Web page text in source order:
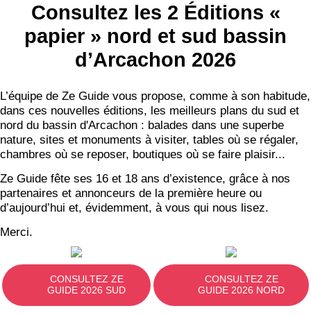
Consultez les 2 Éditions «
papier » nord et sud bassin
d’Arcachon 2026
L’équipe de Ze Guide vous propose, comme à son habitude,
dans ces nouvelles éditions, les meilleurs plans du sud et
nord du bassin d'Arcachon : balades dans une superbe
nature, sites et monuments à visiter, tables où se régaler,
chambres où se reposer, boutiques où se faire plaisir...
Ze Guide fête ses 16 et 18 ans d’existence, grâce à nos
partenaires et annonceurs de la première heure ou
d’aujourd’hui et, évidemment, à vous qui nous lisez.
Merci.
CONSULTEZ ZE
GUIDE 2026 SUD
CONSULTEZ ZE
GUIDE 2026 NORD